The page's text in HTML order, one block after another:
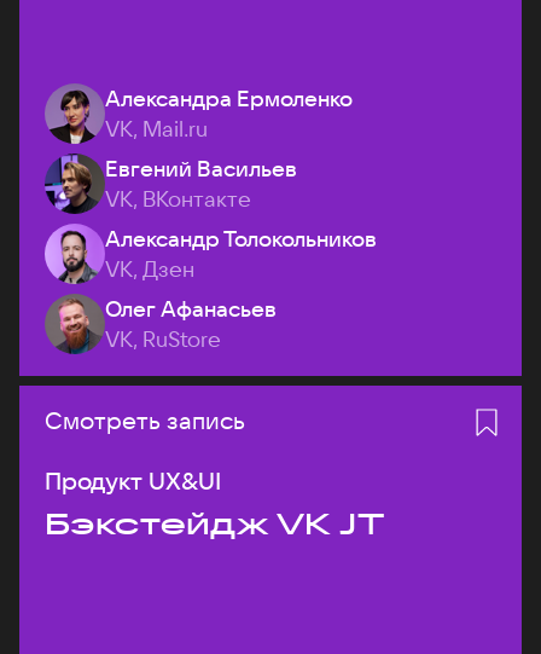
Александра Ермоленко
VK, Mail.ru
Евгений Васильев
VK, ВКонтакте
Александр Толокольников
VK, Дзен
Олег Афанасьев
VK, RuStore
Смотреть запись
Продукт UX&UI
Бэкстейдж VK JT